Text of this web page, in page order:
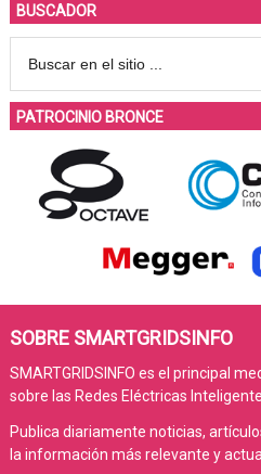
BUSCADOR
PATROCINIO BRONCE
SOBRE SMARTGRIDSINFO
SMARTGRIDSINFO es el principal
sobre las Redes Eléctricas
Publica diariamente noticias,
la información más relevante y